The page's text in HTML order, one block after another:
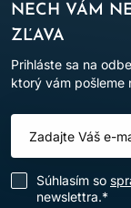
NECH VÁM
ZĽAVA
Prihláste sa na
ktorý vám pošleme
Súhlasím so
newslettra.*